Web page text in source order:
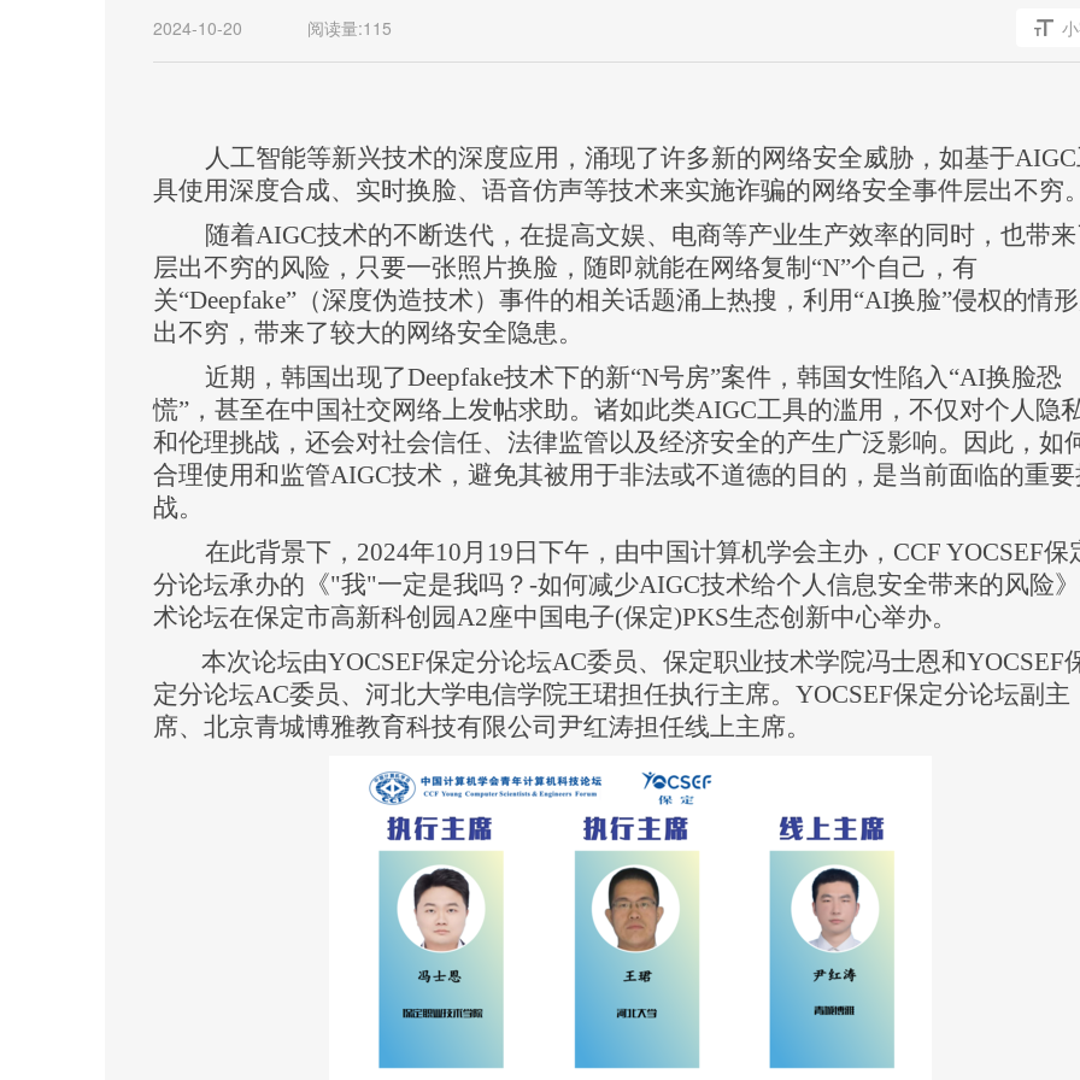
2024-10-20 阅读量:115
人工智能等新兴技术的深度应用，涌现了许多新的网络安全威胁，如基于
具使用深度合成、实时换脸、语音仿声等技术来实施诈骗的网络安全事件层出不穷
随着AIGC技术的不断迭代，在提高文娱、电商等产业生产效率的同时，也带
层出不穷的风险，只要一张照片换脸，随即就能在网络复制“N”个自己，有
关“Deepfake”（深度伪造技术）事件的相关话题涌上热搜，利用“AI换脸”侵权的情
出不穷，带来了较大的网络安全隐患。
近期，韩国出现了Deepfake技术下的新“N号房”案件，韩国女性陷入“AI换脸恐
慌”，甚至在中国社交网络上发帖求助。诸如此类AIGC工具的滥用，不仅对个人隐
和伦理挑战，还会对社会信任、法律监管以及经济安全的产生广泛影响。因此，如
合理使用和监管AIGC技术，避免其被用于非法或不道德的目的，是当前面临的重
战‌。
在此背景下， 2024年10月19日下午，由中国计算机学会主办，CCF YOCSEF保
分论坛承办的《"我"一定是我吗 ？ -如何减少AIGC技术给个人信息安全带来的风险
术论坛在保定市高新科创园A2座中国电子(保定)PKS生态创新中心举办。
本次论坛由YOCSEF保定分论坛AC委员、 保定职业技术学院冯士恩和YOCSEF
定分论坛AC委员、河北大学电信学院王珺担任执行主席。 YOCSEF保定分论坛副主
席、北京青城博雅教育科技有限公司尹红涛担任线上主席。
由中国计算机学会（CCF）
CCF YOCSEF 保定、河北
承...